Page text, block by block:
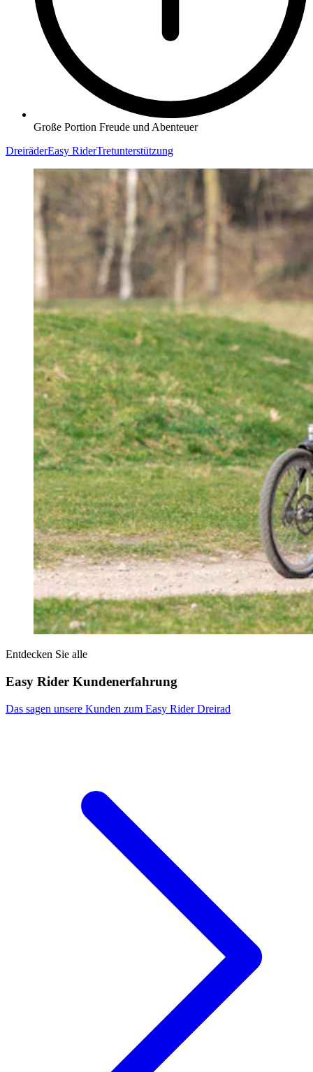
Große Portion Freude und Abenteuer
DreiräderEasy RiderTretunterstützung
Entdecken Sie alle
Easy Rider Kundenerfahrung
Das sagen unsere Kunden zum Easy Rider Dreirad